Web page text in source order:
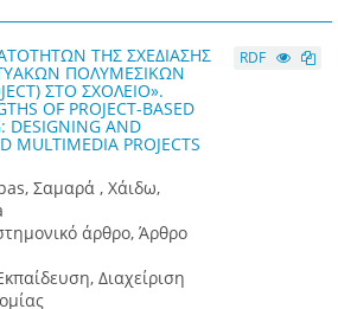
ΤΗΣ ΣΧΕΔΙΑΣΗΣ
ΠΟΛΥΜΕΣΙΚΩΝ
ΣΤΟ ΣΧΟΛΕΙΟ».
OF PROJECT-BASED
DESIGNING AND
MULTIMEDIA PROJECTS
Σαμαρά , Χάιδω,
άρθρο, Άρθρο
Διαχείριση
RDF